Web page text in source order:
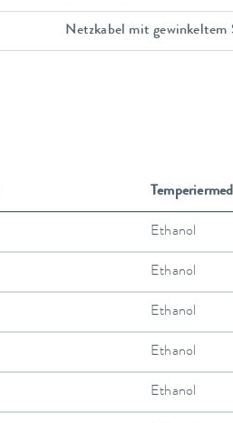
Netzkabel mit gewinkeltem
Ethanol
Ethanol
Ethanol
Ethanol
Ethanol